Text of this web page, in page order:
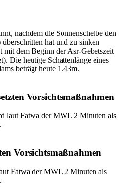
nachdem die Sonnenscheibe den
hat und zu sinken
mit dem Beginn der Asr-Gebetszeit
Die heutige Schattenlänge eines
beträgt heute 1.43m.
Vorsichtsmaßnahmen
laut Fatwa der MWL 2 Minuten als
Vorsichtsmaßnahmen
Fatwa der MWL 2 Minuten als